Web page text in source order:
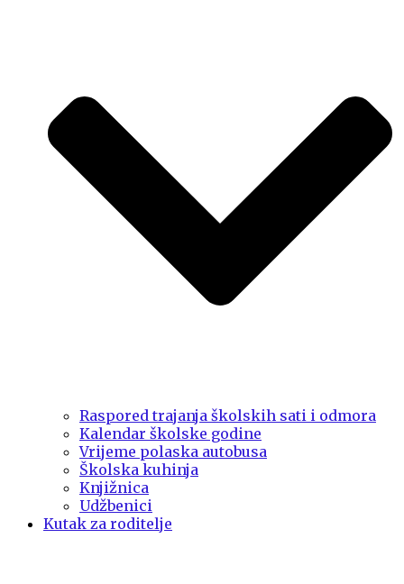
Raspored trajanja školskih sati i odmora
Kalendar školske godine
Vrijeme polaska autobusa
Školska kuhinja
Knjižnica
Udžbenici
Kutak za roditelje